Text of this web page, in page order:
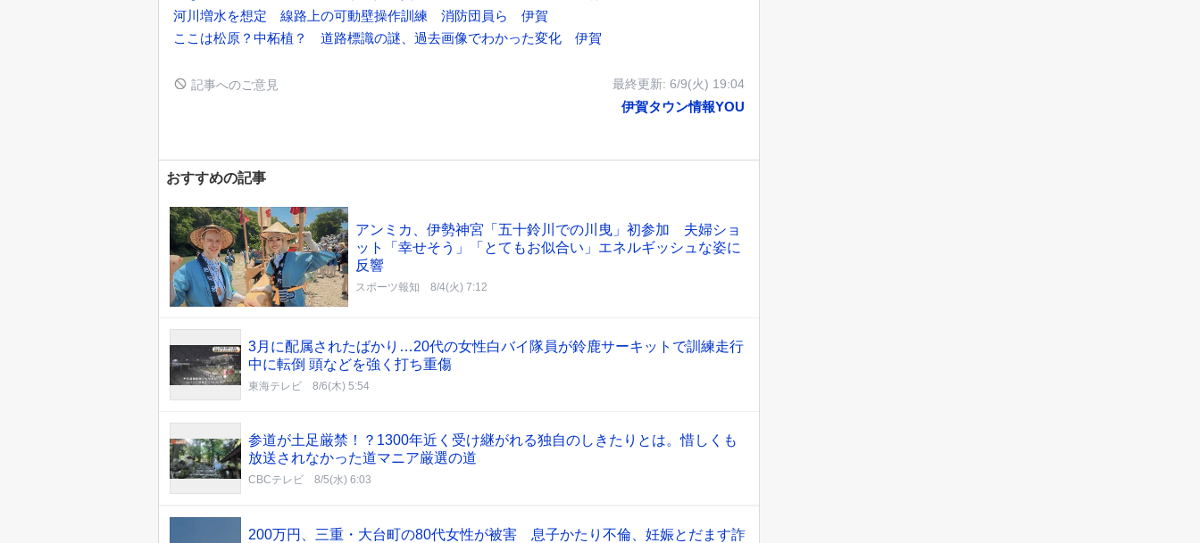
河川増水を想定 線路上の可動壁操作訓練 消防団員ら 伊賀
ここは松原？中柘植？ 道路標識の謎、過去画像でわかった変化 伊賀
記事へのご意見 最終更新: 6/9(火) 19:04
伊賀タウン情報YOU
おすすめの記事
アンミカ、伊勢神宮「五十鈴川での川曳」初参加 夫婦ショ
ット「幸せそう」「とてもお似合い」エネルギッシュな姿に
反響
スポーツ報知 8/4(火) 7:12
3月に配属されたばかり…20代の女性白バイ隊員が鈴鹿サーキットで訓練走行
中に転倒 頭などを強く打ち重傷
東海テレビ 8/6(木) 5:54
参道が土足厳禁！？1300年近く受け継がれる独自のしきたりとは。惜しくも
放送されなかった道マニア厳選の道
CBCテレビ 8/5(水) 6:03
200万円、三重・大台町の80代女性が被害 息子かたり不倫、妊娠とだます詐